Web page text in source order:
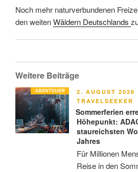
Noch mehr naturverbundenen
den weitenWäldern Deutschlands
Weitere Beiträge
ABENTEUER
VERÖFFENTLICHT
AM
2. AUGUST 2026
TRAVELSEEKER
Sommerferien
Höhepunkt:
staureichsten
Jahres
Für Millionen
Reise in den